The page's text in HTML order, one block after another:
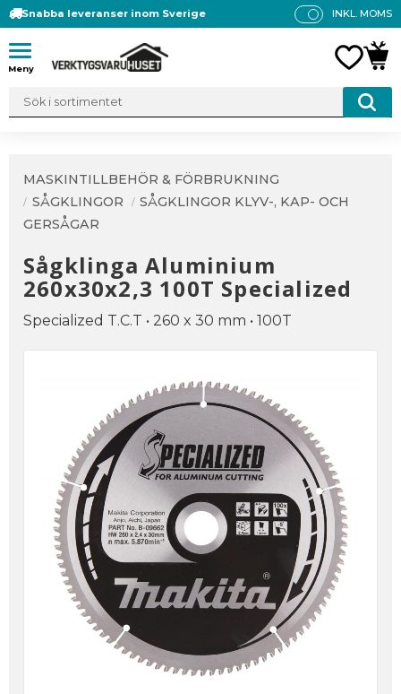
Meny
Snabba leveranser inom Sverige
P
S
INKL. MOMS
MASKINTILLBEHÖR & FÖRBRUKNING
SÅGKLINGOR
SÅGKLINGOR KLYV-, KAP- OCH
GERSÅGAR
Sågklinga Aluminium
260x30x2,3 100T Specialized
Specialized T.C.T • 260 x 30 mm • 100T